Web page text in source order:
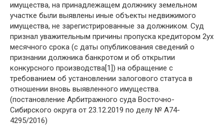
имущества, на принадлежащем должнику земельном
участке были выявлены иные объекты недвижимого
имущества, не зарегистрированные за должником. Суд
признал уважительным причины пропуска кредитором 2ух
месячного срока (с даты опубликования сведений о
признании должника банкротом и об открытии
конкурсного производства[1]) на обращение с
требованием об установлении залогового статуса в
отношении вновь выявленного имущества.
(постановление Арбитражного суда Восточно-
Сибирского округа от 23.12.2019 по делу № А74-
4295/2016)